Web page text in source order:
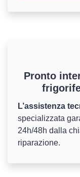
Pronto
L’assistenza
specializzata
24h/48h dalla
riparazione.